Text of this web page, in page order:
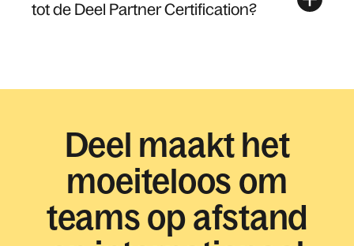
tot de Deel Partner Certification?
Deel maakt het
moeiteloos om
teams op afstand